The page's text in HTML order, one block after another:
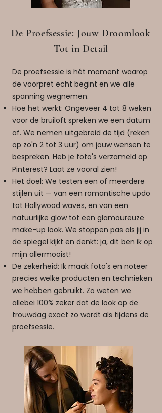
De Proefsessie: Jouw Droomlook
Tot in Detail
De proefsessie is hét moment waarop
de voorpret echt begint en we alle
spanning wegnemen.
Hoe het werkt: Ongeveer 4 tot 8 weken
voor de bruiloft spreken we een datum
af. We nemen uitgebreid de tijd (reken
op zo'n 2 tot 3 uur) om jouw wensen te
bespreken. Heb je foto's verzameld op
Pinterest? Laat ze vooral zien!
Het doel: We testen een of meerdere
stijlen uit — van een romantische updo
tot Hollywood waves, en van een
natuurlijke glow tot een glamoureuze
make-up look. We stoppen pas als jij in
de spiegel kijkt en denkt: ja, dit ben ik op
mijn allermooist!
De zekerheid: Ik maak foto's en noteer
precies welke producten en technieken
we hebben gebruikt. Zo weten we
allebei 100% zeker dat de look op de
trouwdag exact zo wordt als tijdens de
proefsessie.